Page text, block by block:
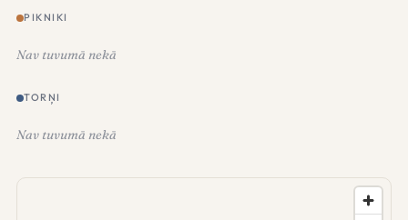
PIKNIKI
Nav tuvumā nekā
TORŅI
Nav tuvumā nekā